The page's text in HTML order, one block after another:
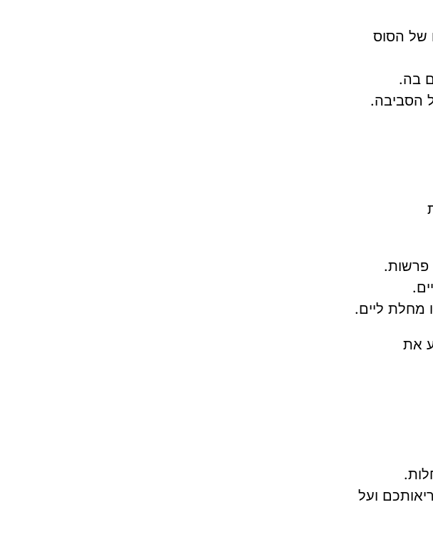
של הסוס
בה.
הסביבה.
פרשות.
מחלת ליים.
את
ועל